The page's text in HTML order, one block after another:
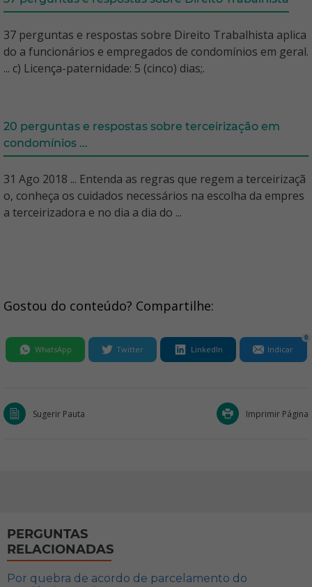
37 perguntas e respostas sobre Direito Trabalhista aplica
do a funcionários e empregados de condomínios em geral.
... c) Licença-paternidade: 5 (cinco) dias;.
20 perguntas e respostas sobre terceirização em
condomínios ...
31 Ago 2018 ... Entenda as regras que regem a terceirizaçã
o, conheça os cuidados necessários na escolha da empres
a terceirizadora e no dia a dia do ...
Gostou do conteúdo? Compartilhe:
WhatsApp Twitter LinkedIn Indicar
0
Sugerir Pauta Imprimir Página
PERGUNTAS
RELACIONADAS
Por quebra de acordo de parcelamento do